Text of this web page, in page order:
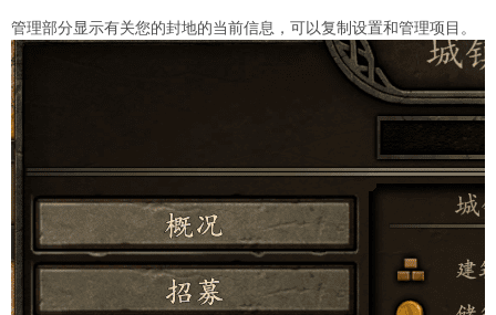
管理部分显示有关您的封地的当前信息，可以复制设置和管理项目。